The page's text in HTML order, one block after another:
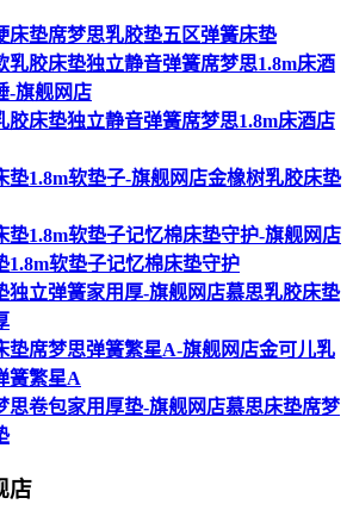
床垫席梦思乳胶垫五区弹簧床垫
胶床垫独立静音弹簧席梦思1.8m床酒店
金橡树乳胶床垫
1.8m软垫子记忆棉床垫守护
慕思乳胶床垫
金可儿乳
簧繁星A
慕思床垫席梦
店